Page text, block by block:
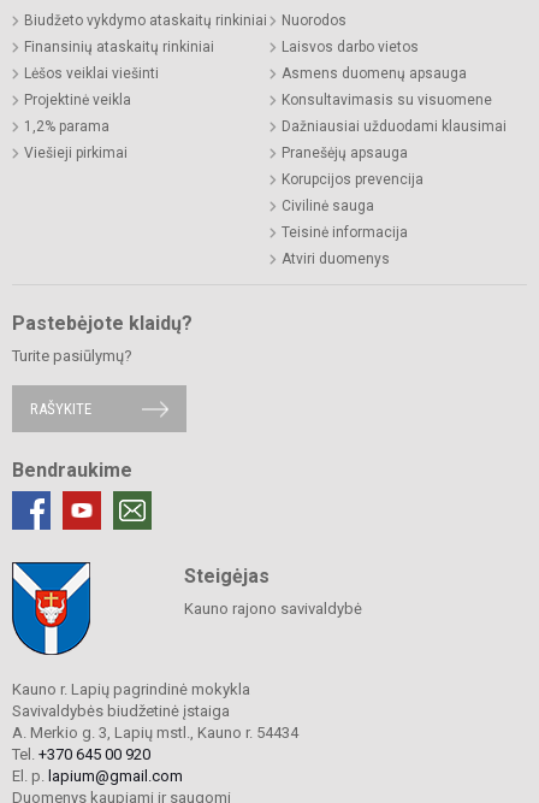
Biudžeto vykdymo ataskaitų rinkiniai
Finansinių ataskaitų rinkiniai
Lėšos veiklai viešinti
Projektinė veikla
1,2% parama
Viešieji pirkimai
Nuorodos
Laisvos darbo vietos
Asmens duomenų apsauga
Konsultavimasis su visuomene
Dažniausiai užduodami klausimai
Pranešėjų apsauga
Korupcijos prevencija
Civilinė sauga
Teisinė informacija
Atviri duomenys
Pastebėjote klaidų?
Turite pasiūlymų?
RAŠYKITE
Bendraukime
Steigėjas
Kauno rajono savivaldybė
Kauno r. Lapių pagrindinė mokykla
Savivaldybės biudžetinė įstaiga
A. Merkio g. 3, Lapių mstl., Kauno r. 54434
Tel. +370 645 00 920
El. p. lapium@gmail.com
Duomenys kaupiami ir saugomi